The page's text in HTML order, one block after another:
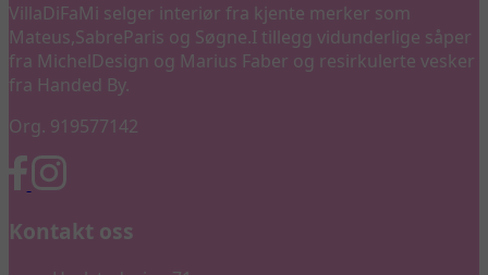
VillaDiFaMi selger interiør fra kjente merker som
Mateus,SabreParis og Søgne.I tillegg vidunderlige såper
fra MichelDesign og Marius Faber og resirkulerte vesker
fra Handed By.
Org. 919577142
Kontakt oss